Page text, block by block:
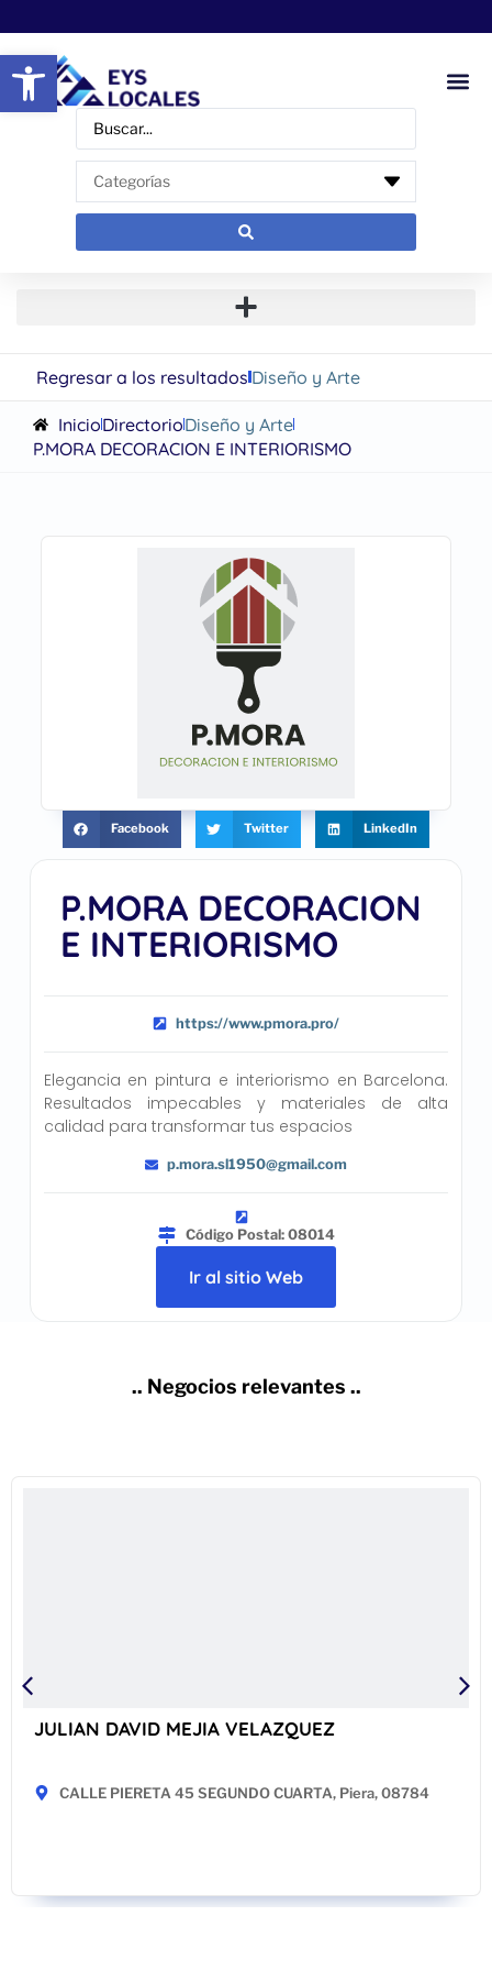
Abrir barra de herramientas
Regresar a los resultadosDiseño y Arte
InicioDirectorioDiseño y Arte
P.MORA DECORACION E INTERIORISMO
P.MORA DECORACION
E INTERIORISMO
https://www.pmora.pro/
Elegancia en pintura e interiorismo en Barcelona.
Resultados impecables y materiales de alta
calidad para transformar tus espacios
p.mora.sl1950@gmail.com
Código Postal: 08014
Ir al sitio Web
Facebook Twitter LinkedIn
.. Negocios relevantes ..
JULIAN DAVID MEJIA VELAZQUEZ
CALLE PIERETA 45 SEGUNDO CUARTA, Piera, 08784